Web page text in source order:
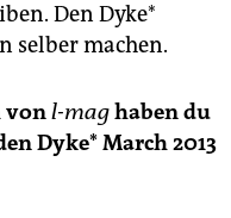
Den Dyke*
selber machen.
vonl-maghaben du
Dyke* March 2013